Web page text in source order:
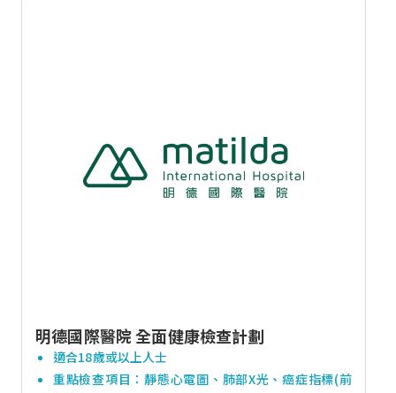
明德國際醫院 全面健康檢查計劃
適合18歲或以上人士
重點檢查項目：靜態心電圖、肺部X光、癌症指標(前